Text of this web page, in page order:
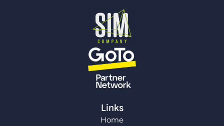
Links
Home